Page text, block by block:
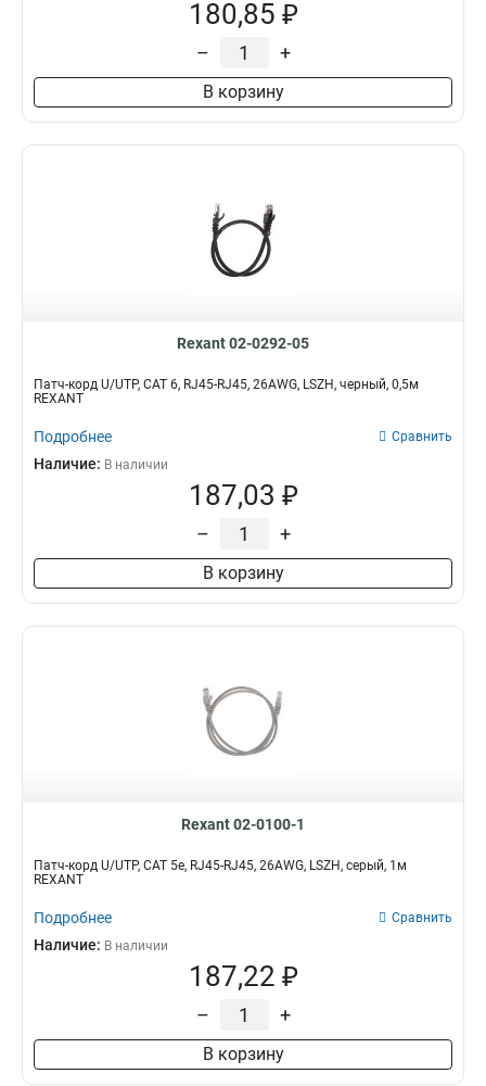
180,85 ₽
– +
В корзину
Rexant 02-0292-05
Патч-корд U/UTP, CAT 6, RJ45-RJ45, 26AWG, LSZH, черный, 0,5м
REXANT
Подробнее Сравнить
Наличие: В наличии
187,03 ₽
– +
В корзину
Rexant 02-0100-1
Патч-корд U/UTP, CAT 5e, RJ45-RJ45, 26AWG, LSZH, серый, 1м
REXANT
Подробнее Сравнить
Наличие: В наличии
187,22 ₽
– +
В корзину